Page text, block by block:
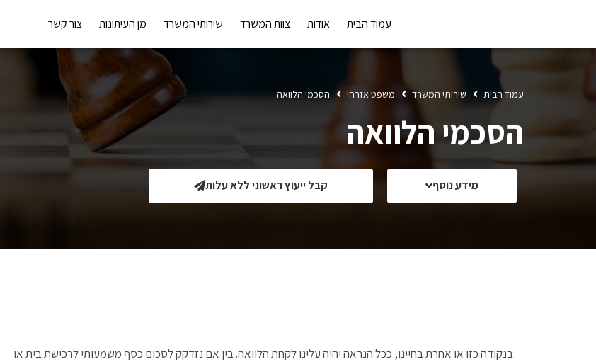
עמוד הבית אודות צוות המשרד שירותי המשרד מן העיתונות צור קשר
עמוד הבית שירותי המשרד משפט אזרחי הסכמי הלוואה
הסכמי הלוואה
מידע נוסף קבל ייעוץ ראשוני ללא עלות
בנקודה כזו או אחרת בחיינו, ככל הנראה יהיה עלינו לקחת הלוואה. בין אם נזדקק לסכום כסף משמעותי לרכישת בית או